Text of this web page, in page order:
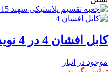
کابل افشان 4 در 4 نوید
موجود در انبار